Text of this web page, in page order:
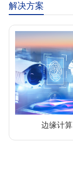
解决方案
边缘计算